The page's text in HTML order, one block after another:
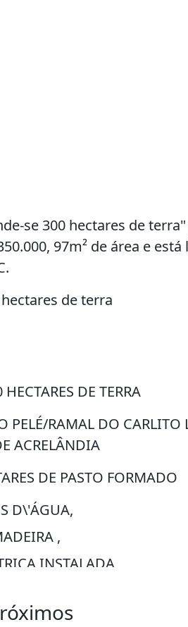
se 300 hectares de
97m² de área e
de terra
DE TERRA
PELÉ/RAMAL DO
ACRELÂNDIA
DE PASTO FORMADO
D\'ÁGUA,
,
INSTALADA,